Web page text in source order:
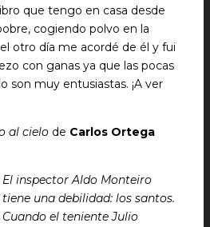
que tengo en casa desde
cogiendo polvo en la
otro día me acordé de él y fui
con ganas ya que las pocas
son muy entusiastas. ¡A ver
al cielo de Carlos Ortega
El inspector Aldo Monteiro
tiene una debilidad: los santos.
Cuando el teniente Julio